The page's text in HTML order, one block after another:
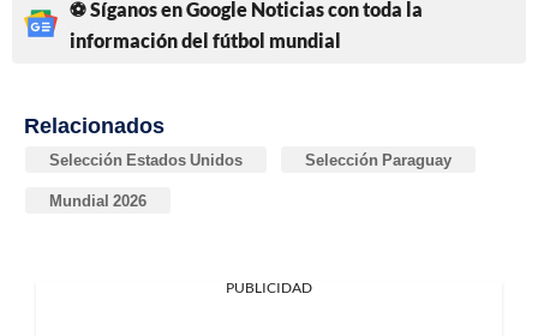
⚽ Síganos en Google Noticias con toda la
información del fútbol mundial
Relacionados
Selección Estados Unidos Selección Paraguay
Mundial 2026
PUBLICIDAD